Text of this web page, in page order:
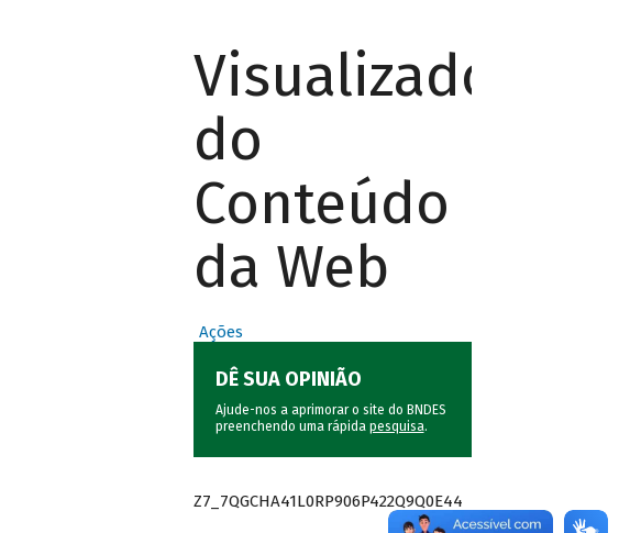
Visualizador
do
Conteúdo
da Web
Ações
DÊ SUA OPINIÃO
Ajude-nos a aprimorar o site do BNDES
preenchendo uma rápida pesquisa.
Z7_7QGCHA41L0RP906P422Q9Q0E44